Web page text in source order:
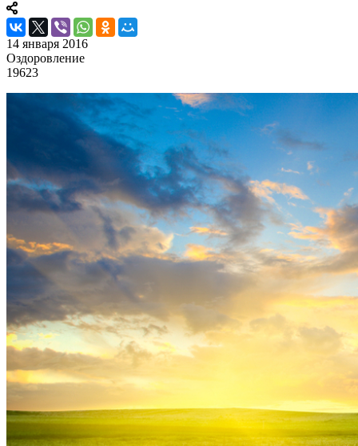
14 января 2016
Оздоровление
19623